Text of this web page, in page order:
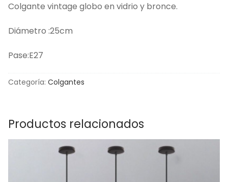
Colgante vintage globo en vidrio y bronce.
Diámetro :25cm
Pase:E27
Categoría: Colgantes
Productos relacionados